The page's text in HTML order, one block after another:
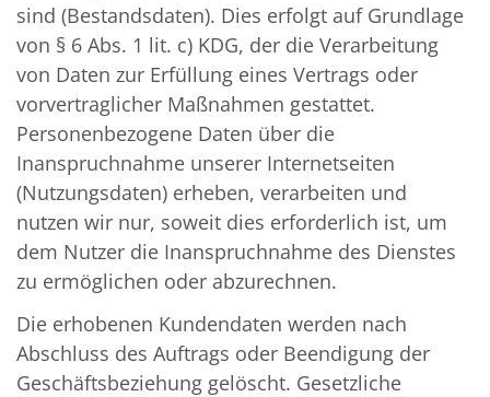
sind (Bestandsdaten). Dies erfolgt auf Grundlage
von § 6 Abs. 1 lit. c) KDG, der die Verarbeitung
von Daten zur Erfüllung eines Vertrags oder
vorvertraglicher Maßnahmen gestattet.
Personenbezogene Daten über die
Inanspruchnahme unserer Internetseiten
(Nutzungsdaten) erheben, verarbeiten und
nutzen wir nur, soweit dies erforderlich ist, um
dem Nutzer die Inanspruchnahme des Dienstes
zu ermöglichen oder abzurechnen.
Die erhobenen Kundendaten werden nach
Abschluss des Auftrags oder Beendigung der
Geschäftsbeziehung gelöscht. Gesetzliche